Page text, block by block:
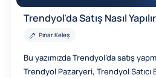
Trendyol'da Satış Nasıl
Pınar Keleş
Bu yazımızda Trendyol’da satış
Trendyol Pazaryeri, Trendyol